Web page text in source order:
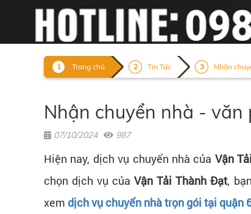
Trang chủ Tin Tức Nhận
Nhận chuyển nhà - văn
07/10/2024 987
Hiện nay, dịch vụ chuyển nhà của Vận
chọn dịch vụ củaVận Tải Thành Đạt,
xem dịch vụ chuyển nhà trọn gói tại quận